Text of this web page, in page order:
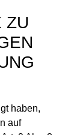
ZU
haben,
auf